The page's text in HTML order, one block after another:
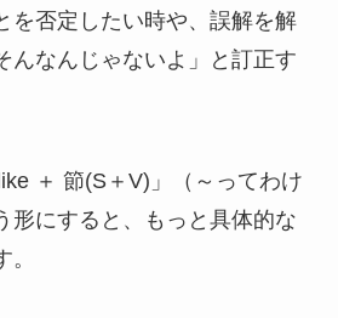
を否定したい時や、誤解を解
んなんじゃないよ」と訂正す
＋ 節(S＋V)」（～ってわけ
形にすると、もっと具体的な